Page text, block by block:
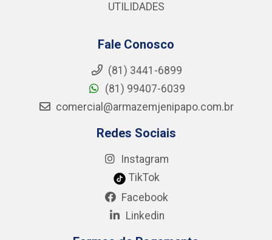
UTILIDADES
Fale Conosco
(81) 3441-6899
(81) 99407-6039
comercial@armazemjenipapo.com.br
Redes Sociais
Instagram
TikTok
Facebook
Linkedin